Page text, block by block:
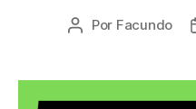
Autor
entrada
Por Facundo